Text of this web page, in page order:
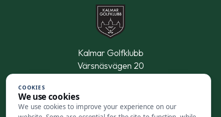
Kalmar Golfklubb
Värsnäsvägen 20
COOKIES
We use cookies
We use cookies to improve your experience on our